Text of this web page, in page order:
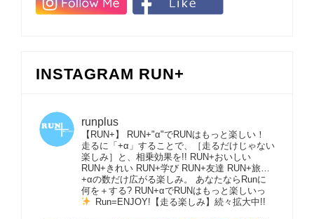
INSTAGRAM RUN+
runplus
【RUN+】 RUN+"α"でRUNはもっと楽しい！
走るに「+α」することで、［走るだけじゃない
楽しみ］と、相乗効果を!! RUN+おいしい
RUN+きれい RUN+学び RUN+友達 RUN+旅…
+αの数だけ広がる楽しみ。 あなたならRunに
何を＋する? RUN+αでRUNはもっと楽しいっ
Run=ENJOY!【走る楽しみ】続々拡大中!!